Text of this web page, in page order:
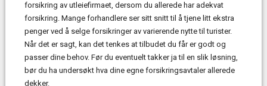
forsikring av utleiefirmaet, dersom du allerede har adekvat
forsikring. Mange forhandlere ser sitt snitt til å tjene litt ekstra
penger ved å selge forsikringer av varierende nytte til turister.
Når det er sagt, kan det tenkes at tilbudet du får er godt og
passer dine behov. Før du eventuelt takker ja til en slik løsning,
bør du ha undersøkt hva dine egne forsikringsavtaler allerede
dekker.